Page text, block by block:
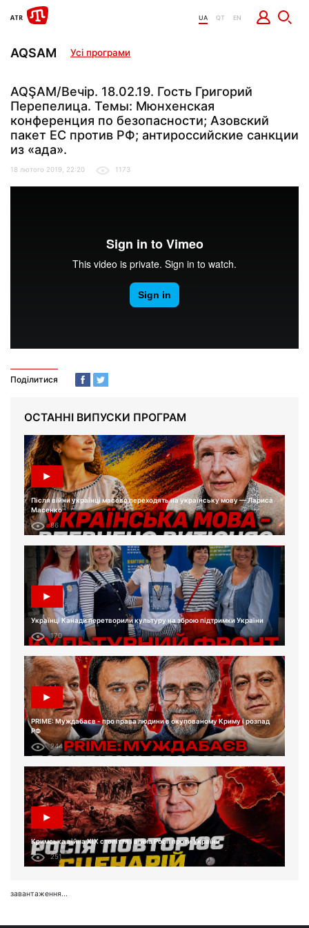
UA QT EN
AQSAM Усі програми
AQŞAM/Вечір. 18.02.19. Гость Григорий
Перепелица. Темы: Мюнхенская
конференция по безопасности; Азовский
пакет ЕС против РФ; антироссийские санкции
из «ада».
18 лютого 2019, 22:20 1173
Поділитися
ОСТАННІ ВИПУСКИ ПРОГРАМ
Після війни українці масово переходять на українську мову — Лариса
Масенко
86
Українці Канади перетворили культуру на зброю підтримки України
170
PRIME: Муждабаєв - про права людини в окупованому Криму і розпад
РФ
244
Кримська війна XIX століття і війна Росії проти України
251
завантаження...